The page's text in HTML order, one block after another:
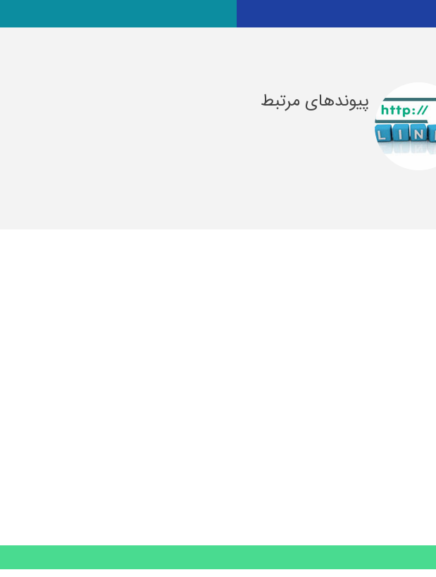
پیوندهای مرتبط